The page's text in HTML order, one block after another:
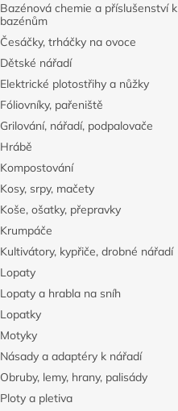
Bazénová chemie a příslušenství k
bazénům
Česáčky, trháčky na ovoce
Dětské nářadí
Elektrické plotostřihy a nůžky
Fóliovníky, pařeniště
Grilování, nářadí, podpalovače
Hrábě
Kompostování
Kosy, srpy, mačety
Koše, ošatky, přepravky
Krumpáče
Kultivátory, kypřiče, drobné nářadí
Lopaty
Lopaty a hrabla na sníh
Lopatky
Motyky
Násady a adaptéry k nářadí
Obruby, lemy, hrany, palisády
Ploty a pletiva